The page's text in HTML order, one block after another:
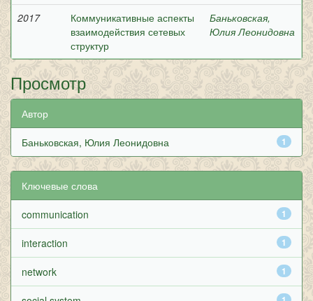
2017
Коммуникативные аспекты
взаимодействия сетевых
структур
Баньковская,
Юлия Леонидовна
Просмотр
Автор
1
Баньковская, Юлия Леонидовна
Ключевые слова
1
communication
1
interaction
1
network